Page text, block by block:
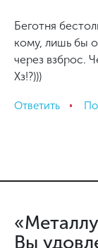
Беготня
кому, лишь бы
через взброс.
Хз!?)))
Ответить
Вы